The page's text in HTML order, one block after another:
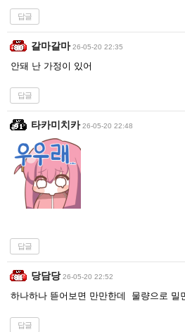
답글
갈마갈마 26-05-20 22:35
안돼 난 가정이 있어
답글
타카미치카 26-05-20 22:48
답글
당담당 26-05-20 22:52
하나하나 뜯어보면 만만한데 물량으로 밀
답글